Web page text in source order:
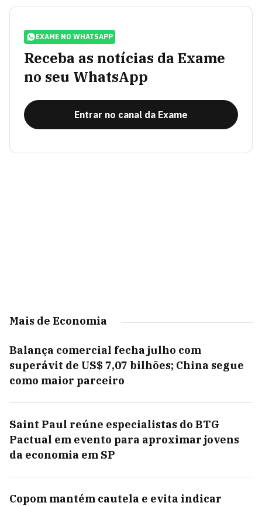
EXAME NO WHATSAPP
Receba as notícias da Exame
no seu WhatsApp
Entrar no canal da Exame
Mais de Economia
Balança comercial fecha julho com
superávit de US$ 7,07 bilhões; China segue
como maior parceiro
Saint Paul reúne especialistas do BTG
Pactual em evento para aproximar jovens
da economia em SP
Copom mantém cautela e evita indicar